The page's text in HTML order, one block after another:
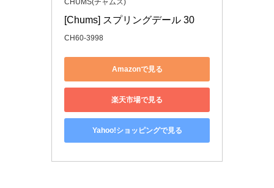
CHUMS(チャムス)
[Chums] スプリングデール 30
CH60-3998
Amazonで見る
楽天市場で見る
Yahoo!ショッピングで見る